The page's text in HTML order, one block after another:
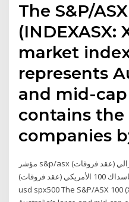
The S&P/
(INDEXASX:
market
represents
and mid-
contains the
companies
مؤشر s&p/asx الأسترالي (عقد فروقات) aud eu50 مؤشر يورو
ستوكس 50 (عقد فروقات) مؤشر ناسداك 100 الأمريكي (عقد فروقات)
usd spx500 The S&P/ASX 100